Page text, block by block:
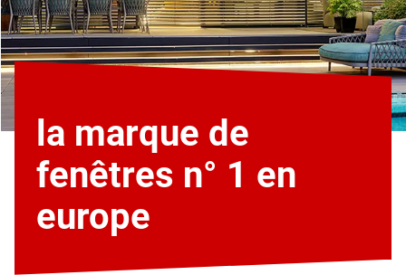
la marque de
fenêtres n° 1 en
europe